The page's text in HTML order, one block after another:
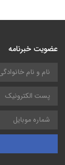
عضویت خبرنامه